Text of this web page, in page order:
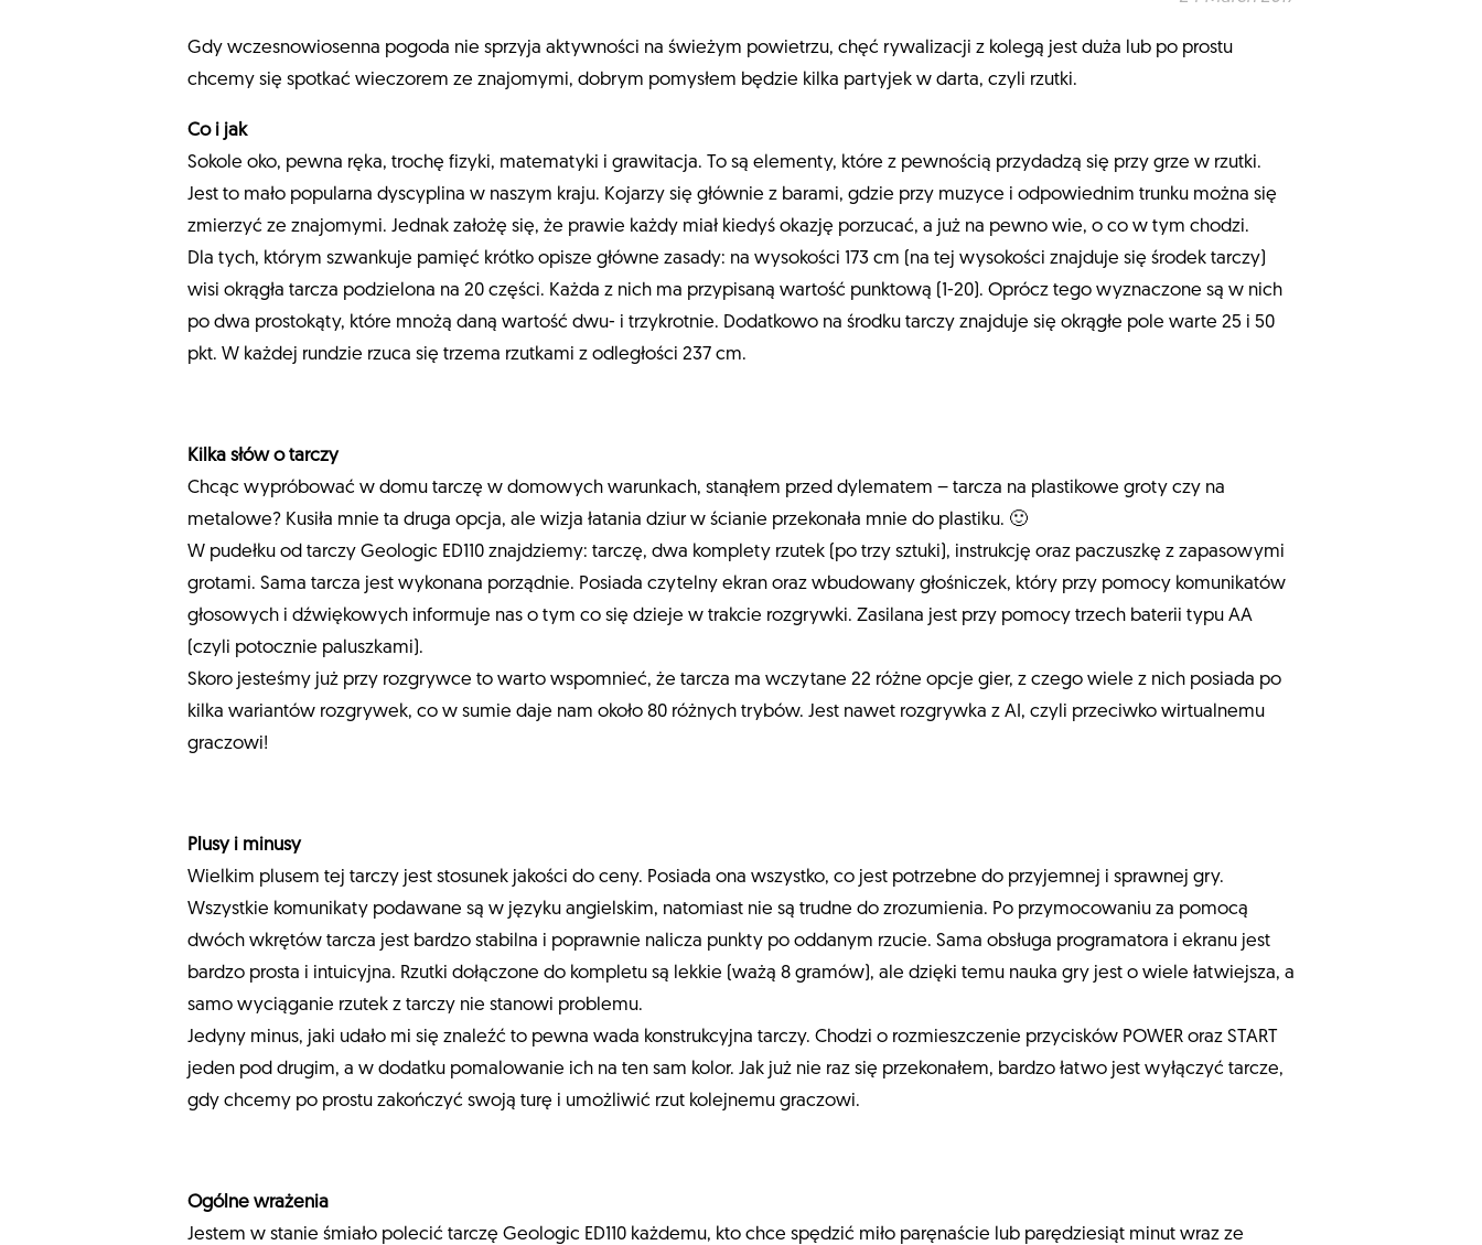
Gdy wczesnowiosenna pogoda nie sprzyja aktywności na świeżym powietrzu, chęć rywalizacji z kolegą jest duża lub po prostu
chcemy się spotkać wieczorem ze znajomymi, dobrym pomysłem będzie kilka partyjek w darta, czyli rzutki.
Co i jak
Sokole oko, pewna ręka, trochę fizyki, matematyki i grawitacja. To są elementy, które z pewnością przydadzą się przy grze w rzutki.
Jest to mało popularna dyscyplina w naszym kraju. Kojarzy się głównie z barami, gdzie przy muzyce i odpowiednim trunku można się
zmierzyć ze znajomymi. Jednak założę się, że prawie każdy miał kiedyś okazję porzucać, a już na pewno wie, o co w tym chodzi.
Dla tych, którym szwankuje pamięć krótko opisze główne zasady: na wysokości 173 cm (na tej wysokości znajduje się środek tarczy)
wisi okrągła tarcza podzielona na 20 części. Każda z nich ma przypisaną wartość punktową (1-20). Oprócz tego wyznaczone są w nich
po dwa prostokąty, które mnożą daną wartość dwu- i trzykrotnie. Dodatkowo na środku tarczy znajduje się okrągłe pole warte 25 i 50
pkt. W każdej rundzie rzuca się trzema rzutkami z odległości 237 cm.
Kilka słów o tarczy
Chcąc wypróbować w domu tarczę w domowych warunkach, stanąłem przed dylematem – tarcza na plastikowe groty czy na
metalowe? Kusiła mnie ta druga opcja, ale wizja łatania dziur w ścianie przekonała mnie do plastiku. 🙂
W pudełku od tarczy Geologic ED110 znajdziemy: tarczę, dwa komplety rzutek (po trzy sztuki), instrukcję oraz paczuszkę z zapasowymi
grotami. Sama tarcza jest wykonana porządnie. Posiada czytelny ekran oraz wbudowany głośniczek, który przy pomocy komunikatów
głosowych i dźwiękowych informuje nas o tym co się dzieje w trakcie rozgrywki. Zasilana jest przy pomocy trzech baterii typu AA
(czyli potocznie paluszkami).
Skoro jesteśmy już przy rozgrywce to warto wspomnieć, że tarcza ma wczytane 22 różne opcje gier, z czego wiele z nich posiada po
kilka wariantów rozgrywek, co w sumie daje nam około 80 różnych trybów. Jest nawet rozgrywka z AI, czyli przeciwko wirtualnemu
graczowi!
Plusy i minusy
Wielkim plusem tej tarczy jest stosunek jakości do ceny. Posiada ona wszystko, co jest potrzebne do przyjemnej i sprawnej gry.
Wszystkie komunikaty podawane są w języku angielskim, natomiast nie są trudne do zrozumienia. Po przymocowaniu za pomocą
dwóch wkrętów tarcza jest bardzo stabilna i poprawnie nalicza punkty po oddanym rzucie. Sama obsługa programatora i ekranu jest
bardzo prosta i intuicyjna. Rzutki dołączone do kompletu są lekkie (ważą 8 gramów), ale dzięki temu nauka gry jest o wiele łatwiejsza, a
samo wyciąganie rzutek z tarczy nie stanowi problemu.
Jedyny minus, jaki udało mi się znaleźć to pewna wada konstrukcyjna tarczy. Chodzi o rozmieszczenie przycisków POWER oraz START
jeden pod drugim, a w dodatku pomalowanie ich na ten sam kolor. Jak już nie raz się przekonałem, bardzo łatwo jest wyłączyć tarcze,
gdy chcemy po prostu zakończyć swoją turę i umożliwić rzut kolejnemu graczowi.
Ogólne wrażenia
Jestem w stanie śmiało polecić tarczę Geologic ED110 każdemu, kto chce spędzić miło paręnaście lub parędziesiąt minut wraz ze